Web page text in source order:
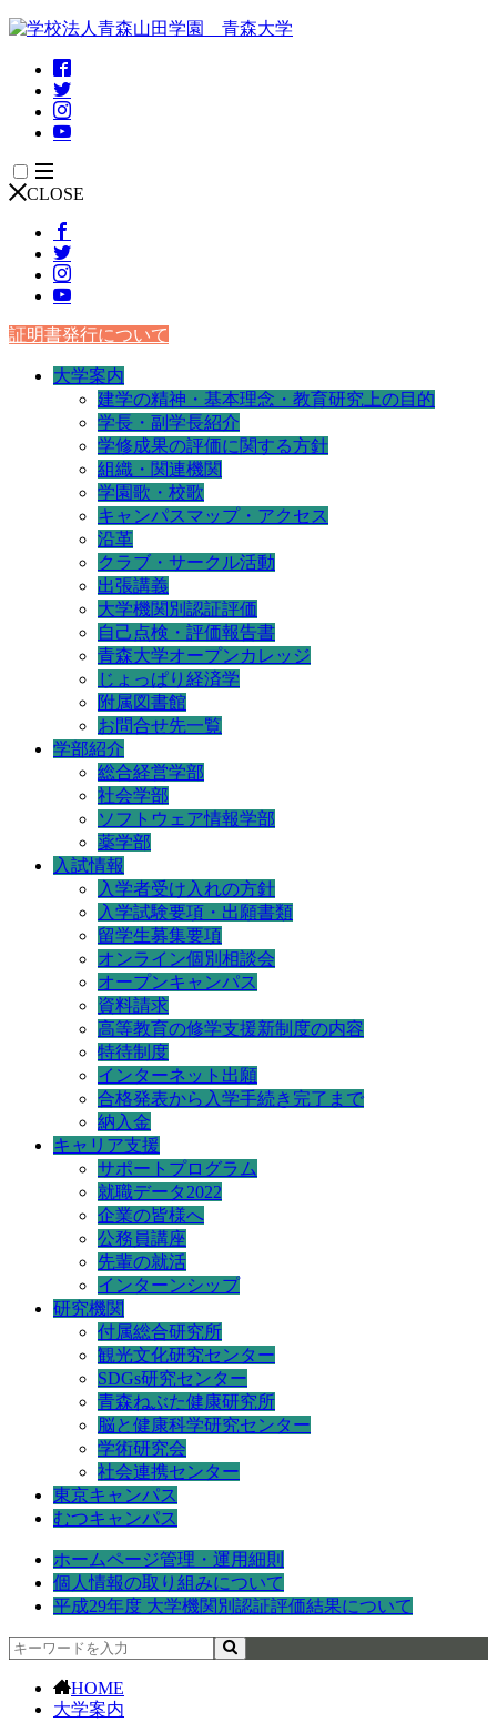
CLOSE
証明書発行について
大学案内
建学の精神・基本理念・教育研究上の目的
学長・副学長紹介
学修成果の評価に関する方針
組織・関連機関
学園歌・校歌
キャンパスマップ・アクセス
沿革
クラブ・サークル活動
出張講義
大学機関別認証評価
自己点検・評価報告書
青森大学オープンカレッジ
じょっぱり経済学
附属図書館
お問合せ先一覧
学部紹介
総合経営学部
社会学部
ソフトウェア情報学部
薬学部
入試情報
入学者受け入れの方針
入学試験要項・出願書類
留学生募集要項
オンライン個別相談会
オープンキャンパス
資料請求
高等教育の修学支援新制度の内容
特待制度
インターネット出願
合格発表から入学手続き完了まで
納入金
キャリア支援
サポートプログラム
就職データ2022
企業の皆様へ
公務員講座
先輩の就活
インターンシップ
研究機関
付属総合研究所
観光文化研究センター
SDGs研究センター
青森ねぶた健康研究所
脳と健康科学研究センター
学術研究会
社会連携センター
東京キャンパス
むつキャンパス
ホームページ管理・運用細則
個人情報の取り組みについて
平成29年度 大学機関別認証評価結果について
HOME
大学案内